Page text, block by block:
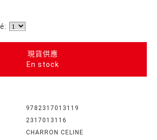
現貨供應
En stock
9782317013119
2317013116
CHARRON CELINE